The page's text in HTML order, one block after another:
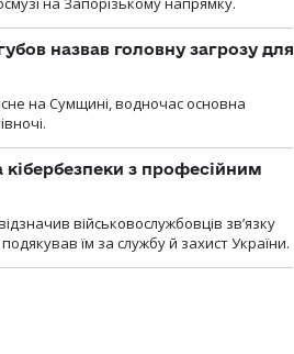
назвав головну загрозу для
на Сумщині, водночас основна
кібербезпеки з професійним
військовослужбовців зв’язку
їм за службу й захист України.